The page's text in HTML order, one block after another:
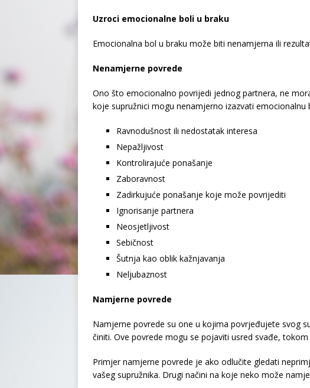
Uzroci emocionalne boli u braku
Emocionalna bol u braku može biti nenamjerna ili
Nenamjerne povrede
Ono što emocionalno povrijedi jednog partnera, ne
koje supružnici mogu nenamjerno izazvati emocionalnu
Ravnodušnost ili nedostatak interesa
Nepažljivost
Kontrolirajuće ponašanje
Zaboravnost
Zadirkujuće ponašanje koje može povrijediti
Ignorisanje partnera
Neosjetljivost
Sebičnost
Šutnja kao oblik kažnjavanja
Neljubaznost
Namjerne povrede
Namjerne povrede su one u kojima povrjeđujete svog
činiti. Ove povrede mogu se pojaviti usred svađe,
Primjer namjerne povrede je ako odlučite gledati
vašeg supružnika. Drugi načini na koje neko može